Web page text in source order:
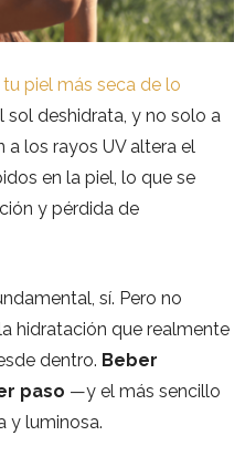
tu piel más seca de lo
sol deshidrata, y no solo a
a los rayos UV altera el
en la piel, lo que se
y pérdida de
sí. Pero no
hidratación que realmente
dentro. Beber
paso —y el más sencillo
y luminosa.